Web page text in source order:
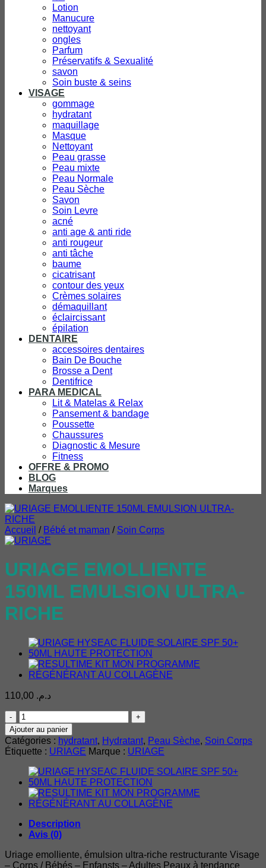
Lotion
Manucure
nettoyant
ongles
Parfum
Préservatifs & Sexualité
savon
Soin buste & seins
VISAGE
gommage
hydratant
maquillage
Masque
Nettoyant
Peau grasse
Peau mixte
Peau Normale
Peau Sèche
Savon
Soin Levre
acné
anti age & anti ride
anti rougeur
anti tâche
baume
cicatrisant
contour des yeux
Crèmes solaires
démaquillant
éclaircissant
épilation
DENTAIRE
accessoires dentaires
Bain De Bouche
Brosse a Dent
Dentifrice
PARA MEDICAL
Lit & Matelas & Relax
Pansement & bandage
Poussette
Chaussures
Diagnostic & Mesure
Fitness
OFFRE & PROMO
BLOG
Marques
Accueil / Bébé et maman / Soin Corps
URIAGE EMOLLIENTE
150ML EMULSION ULTRA-
RICHE
د.م.
quantité
de
URIAGE
EMOLLIENTE
150ML
EMULSION
ULTRA-
RICHE
Ajouter au panier
Catégories : hydratant, Hydratant, Peau Sèche, Soin Corps
Étiquette : URIAGE Marque : URIAGE
Description
Avis (0)
Uriage emolliente, émulsion ultra-riche restructurante Visage
– Corps / Bébés – Enfansts – Adultes Peaux à tendance